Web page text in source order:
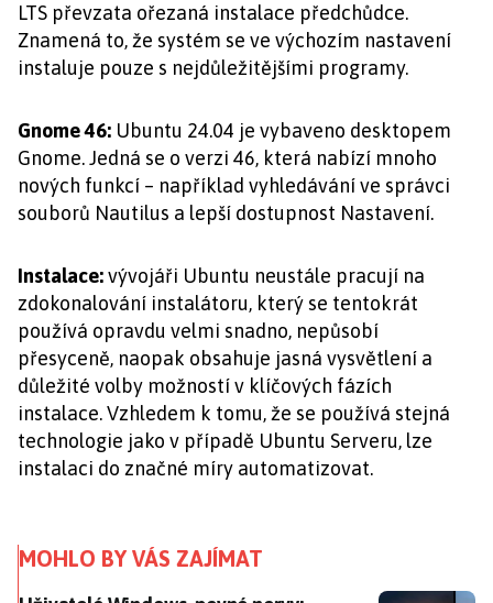
LTS převzata ořezaná instalace předchůdce.
Znamená to, že systém se ve výchozím nastavení
instaluje pouze s nejdůležitějšími programy.
Gnome 46: Ubuntu 24.04 je vybaveno desktopem
Gnome. Jedná se o verzi 46, která nabízí mnoho
nových funkcí – například vyhledávání ve správci
souborů Nautilus a lepší dostupnost Nastavení.
Instalace:vývojáři Ubuntu neustále pracují na
zdokonalování instalátoru, který se tentokrát
používá opravdu velmi snadno, nepůsobí
přesyceně, naopak obsahuje jasná vysvětlení a
důležité volby možností v klíčových fázích
instalace. Vzhledem k tomu, že se používá stejná
technologie jako v případě Ubuntu Serveru, lze
instalaci do značné míry automatizovat.
MOHLO BY VÁS ZAJÍMAT